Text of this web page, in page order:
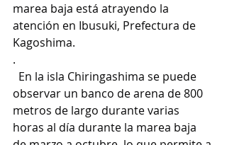
marea baja está atrayendo la
atención en Ibusuki, Prefectura de
Kagoshima.
.
En la isla Chiringashima se puede
observar un banco de arena de 800
metros de largo durante varias
horas al día durante la marea baja